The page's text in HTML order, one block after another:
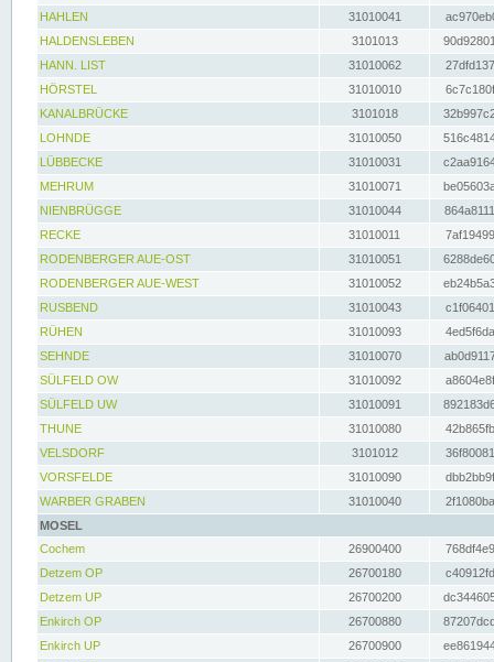
HAHLEN
31010041
HALDENSLEBEN
3101013
HANN. LIST
31010062
HÖRSTEL
31010010
KANALBRÜCKE
3101018
LOHNDE
31010050
LÜBBECKE
31010031
MEHRUM
31010071
NIENBRÜGGE
31010044
RECKE
31010011
RODENBERGER AUE-OST
31010051
RODENBERGER AUE-WEST
31010052
RUSBEND
31010043
RÜHEN
31010093
SEHNDE
31010070
SÜLFELD OW
31010092
SÜLFELD UW
31010091
THUNE
31010080
VELSDORF
3101012
VORSFELDE
31010090
WARBER GRABEN
31010040
MOSEL
Cochem
26900400
Detzem OP
26700180
Detzem UP
26700200
Enkirch OP
26700880
Enkirch UP
26700900